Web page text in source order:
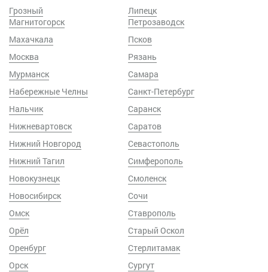
Грозный
Липецк
Магнитогорск
Махачкала
Москва
Мурманск
Набережные Челны
Нальчик
Нижневартовск
Нижний Новгород
Нижний Тагил
Новокузнецк
Новосибирск
Омск
Орёл
Оренбург
Орск
Петрозаводск
Псков
Рязань
Самара
Санкт-Петербург
Саранск
Саратов
Севастополь
Симферополь
Смоленск
Сочи
Ставрополь
Старый Оскол
Стерлитамак
Сургут